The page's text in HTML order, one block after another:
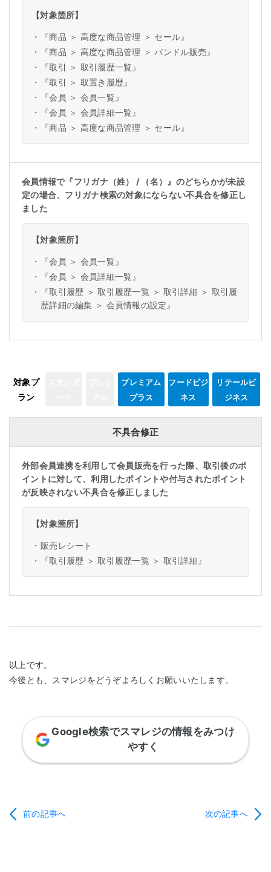
【対象箇所】
・
『商品 ＞ 高度な商品管理 ＞ セール』
・
『商品 ＞ 高度な商品管理 ＞ バンドル販売』
・
『取引 ＞ 取引履歴一覧』
・
『取引 ＞ 取置き履歴』
・
『会員 ＞ 会員一覧』
・
『会員 ＞ 会員詳細一覧』
・
『商品 ＞ 高度な商品管理 ＞ セール』
会員情報で『フリガナ（姓） / （名）』のどちらかが未設
定の場合、フリガナ検索の対象にならない不具合を修正し
ました
【対象箇所】
・
『会員 ＞ 会員一覧』
・
『会員 ＞ 会員詳細一覧』
・
『取引履歴 ＞ 取引履歴一覧 ＞ 取引詳細 ＞ 取引履
歴詳細の編集 ＞ 会員情報の設定』
対象プ
ラン
プレミアム
プラス
フードビジ
ネス
リテールビ
ジネス
不具合修正
外部会員連携を利用して会員販売を行った際、取引後のポ
イントに対して、利用したポイントや付与されたポイント
が反映されない不具合を修正しました
【対象箇所】
・ 販売レシート
・
『取引履歴 ＞ 取引履歴一覧 ＞ 取引詳細』
以上です。
今後とも、スマレジをどうぞよろしくお願いいたします。
Google検索でスマレジの情報をみつけ
やすく
前の記事へ 次の記事へ